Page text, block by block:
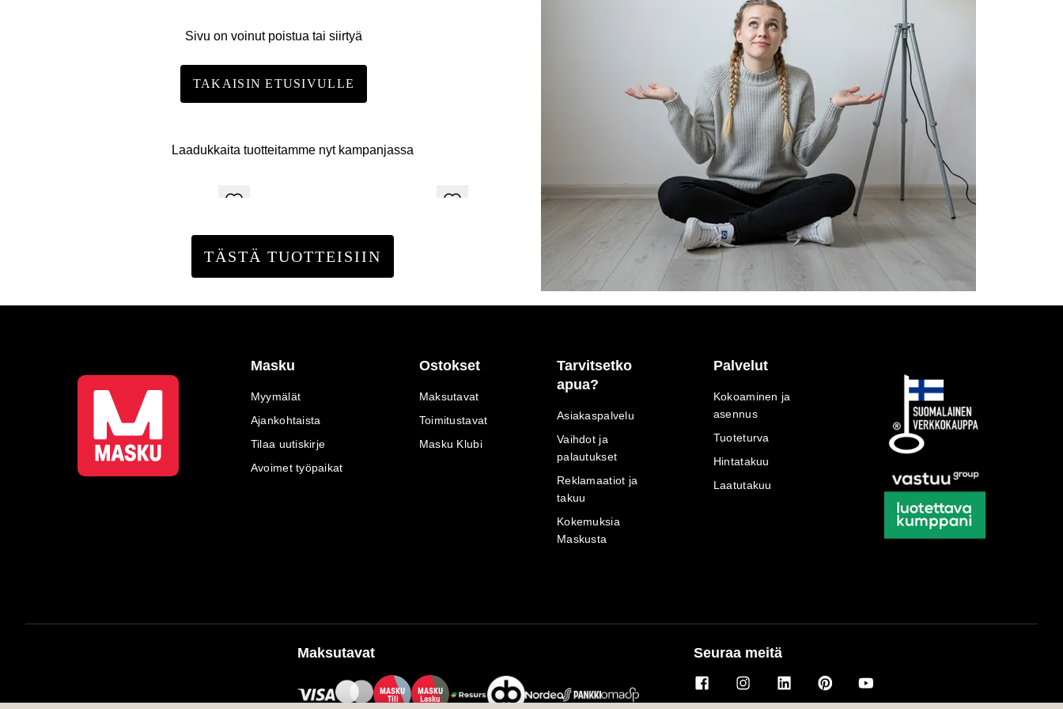
Sivu on voinut poistua tai siirtyä
TAKAISIN ETUSIVULLE
Laadukkaita tuotteitamme nyt kampanjassa
TÄSTÄ TUOTTEISIIN
Masku
Myymälät
Ajankohtaista
Tilaa uutiskirje
Avoimet työpaikat
Ostokset
Maksutavat
Toimitustavat
Masku Klubi
Tarvitsetko
apua?
Asiakaspalvelu
Vaihdot ja
palautukset
Reklamaatiot ja
takuu
Kokemuksia
Maskusta
Palvelut
Kokoaminen ja
asennus
Tuoteturva
Hintatakuu
Laatutakuu
Maksutavat
MASKU
Tili
MASKU
Lasku
Seuraa meitä